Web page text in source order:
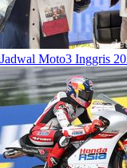
Jadwal Moto3 Inggris